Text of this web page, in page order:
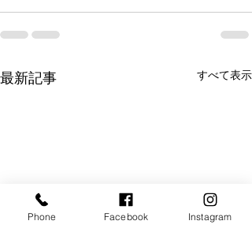
最新記事 すべて表示
Phone Facebook Instagram